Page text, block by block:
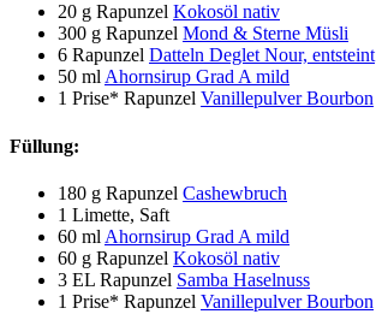
20 g Rapunzel Kokosöl nativ
300 g Rapunzel Mond & Sterne Müsli
6 Rapunzel Datteln Deglet Nour, entsteint
50 ml Ahornsirup Grad A mild
1 Prise* Rapunzel Vanillepulver Bourbon
Füllung:
180 g Rapunzel Cashewbruch
1 Limette, Saft
60 ml Ahornsirup Grad A mild
60 g Rapunzel Kokosöl nativ
3 EL Rapunzel Samba Haselnuss
1 Prise* Rapunzel Vanillepulver Bourbon